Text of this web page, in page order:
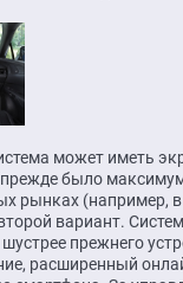
может иметь
было
рынках (например,
вариант.
прежнего
расширенный